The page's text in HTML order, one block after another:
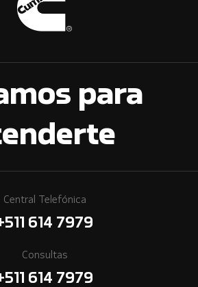
para
Central Telefónica
614 7979
Consultas
614 7979